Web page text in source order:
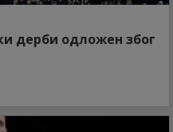
дерби одложен због